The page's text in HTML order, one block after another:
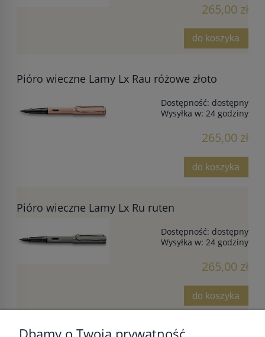
265,00 zł
do koszyka
Pióro wieczne Lamy Lx Rau różowe złoto
Dostępność: dostępny
Wysyłka w: 24 godziny
265,00 zł
do koszyka
Pióro wieczne Lamy Lx Ru ruten
Dostępność: dostępny
Wysyłka w: 24 godziny
265,00 zł
do koszyka